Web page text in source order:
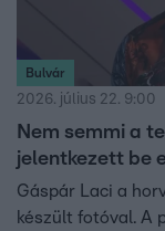
Bulvár
2026. július 22. 9:00
Nem semmi a
jelentkezett be
Gáspár Laci a
készült fotóval. A